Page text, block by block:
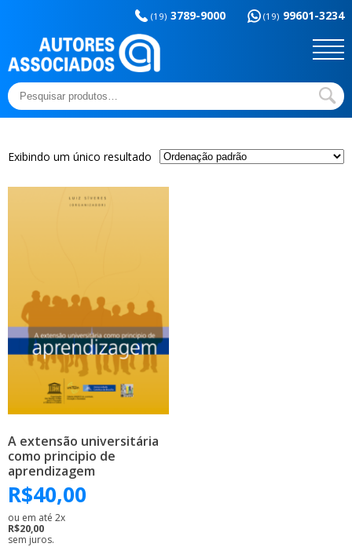
(19) 3789-9000 (19) 99601-3234
Pesquisar
por:
educação
Outros títulos
Sem categoria
Temas básicos
Exibindo um único resultado
A extensão universitária
como principio de
aprendizagem
R$40,00
ou em até 2x
R$20,00
sem juros.